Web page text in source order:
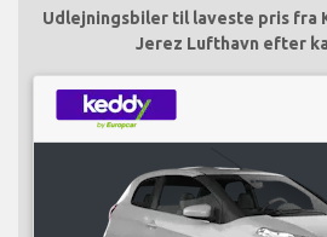
Udlejningsbiler til laveste pris fra
Jerez Lufthavn efter